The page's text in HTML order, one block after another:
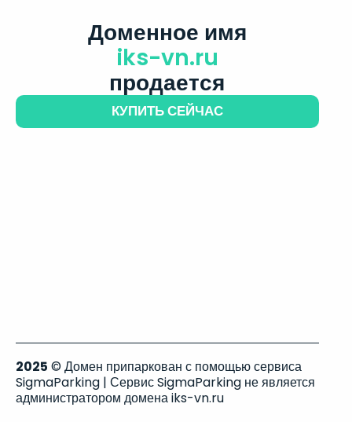
Доменное имя
iks-vn.ru
продается
КУПИТЬ СЕЙЧАС
2025 © Домен припаркован с помощью сервиса
SigmaParking | Сервис SigmaParking не является
администратором домена iks-vn.ru